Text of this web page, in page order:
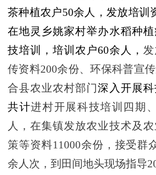
茶种植农户50余人，发放培训
在地灵乡姚家村举办水稻种
技培训 ，培训农户60余人，
传资料200余份、环保科普宣
合县农业农村部门深入 开展
共计进村开展科技培训四期
人，在集镇发放农业技术及
策等资料11000余份，接受群
余人次， 到 田间地头现场指导